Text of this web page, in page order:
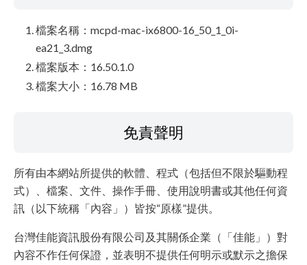
檔案名稱：mcpd-mac-ix6800-16_50_1_0i-
ea21_3.dmg
檔案版本：16.50.1.0
檔案大小：16.78 MB
免責聲明
所有由本網站所提供的軟體、程式（包括但不限於驅動程
式）、檔案、文件、操作手冊、使用說明書或其他任何資
訊（以下統稱「內容」）皆按“原樣”提供。
台灣佳能資訊股份有限公司及其關係企業（「佳能」）對
內容不作任何保證，並表明不提供任何明示或默示之擔保